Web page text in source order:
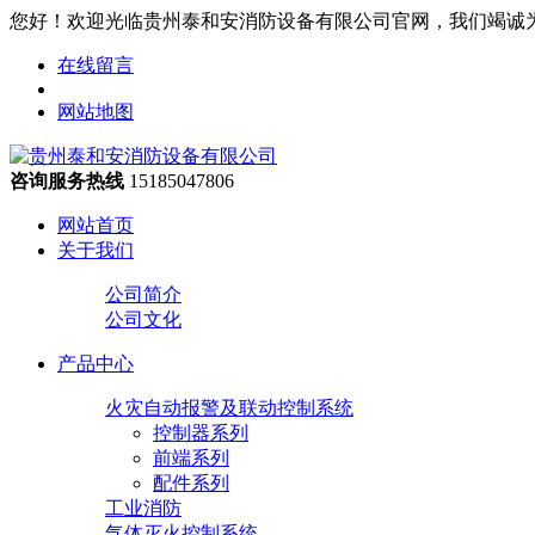
您好！欢迎光临贵州泰和安消防设备有限公司官网，我们竭诚
在线留言
网站地图
咨询服务热线 15185047806
网站首页
关于我们
公司简介
公司文化
产品中心
火灾自动报警及联动控制系统
控制器系列
前端系列
配件系列
工业消防